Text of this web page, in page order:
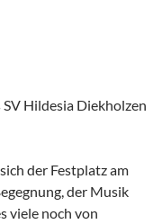
Hildesia Diekholzen
der Festplatz am
der Musik
viele noch von